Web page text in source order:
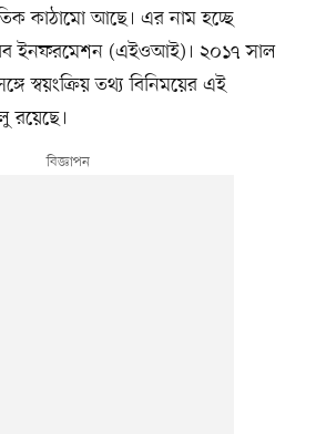
কাঠামো আছে। এর নাম হচ্ছে
ইনফরমেশন (এইওআই)। ২০১৭ সাল
স্বয়ংক্রিয় তথ্য বিনিময়ের এই
রয়েছে।